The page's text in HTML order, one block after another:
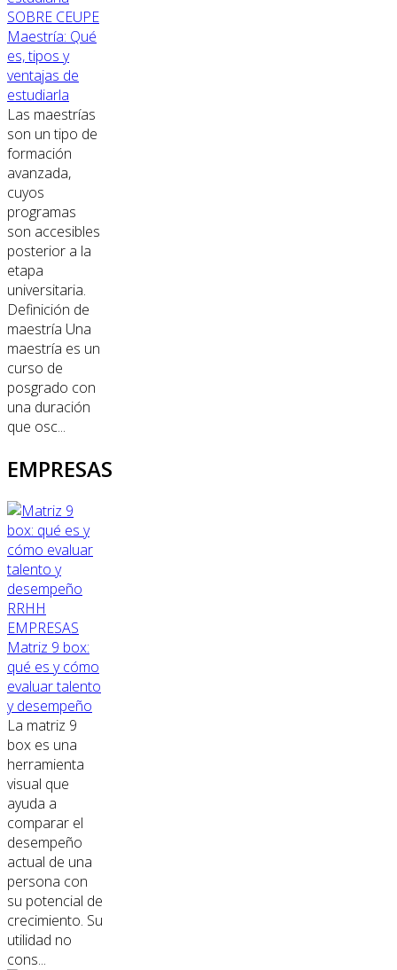
SOBRE CEUPE
Maestría: Qué
es, tipos y
ventajas de
estudiarla
Las maestrías
son un tipo de
formación
avanzada,
cuyos
programas
son accesibles
posterior a la
etapa
universitaria.
Definición de
maestría Una
maestría es un
curso de
posgrado con
una duración
que osc...
EMPRESAS
RRHH
EMPRESAS
Matriz 9 box:
qué es y cómo
evaluar talento
y desempeño
La matriz 9
box es una
herramienta
visual que
ayuda a
comparar el
desempeño
actual de una
persona con
su potencial de
crecimiento. Su
utilidad no
cons...